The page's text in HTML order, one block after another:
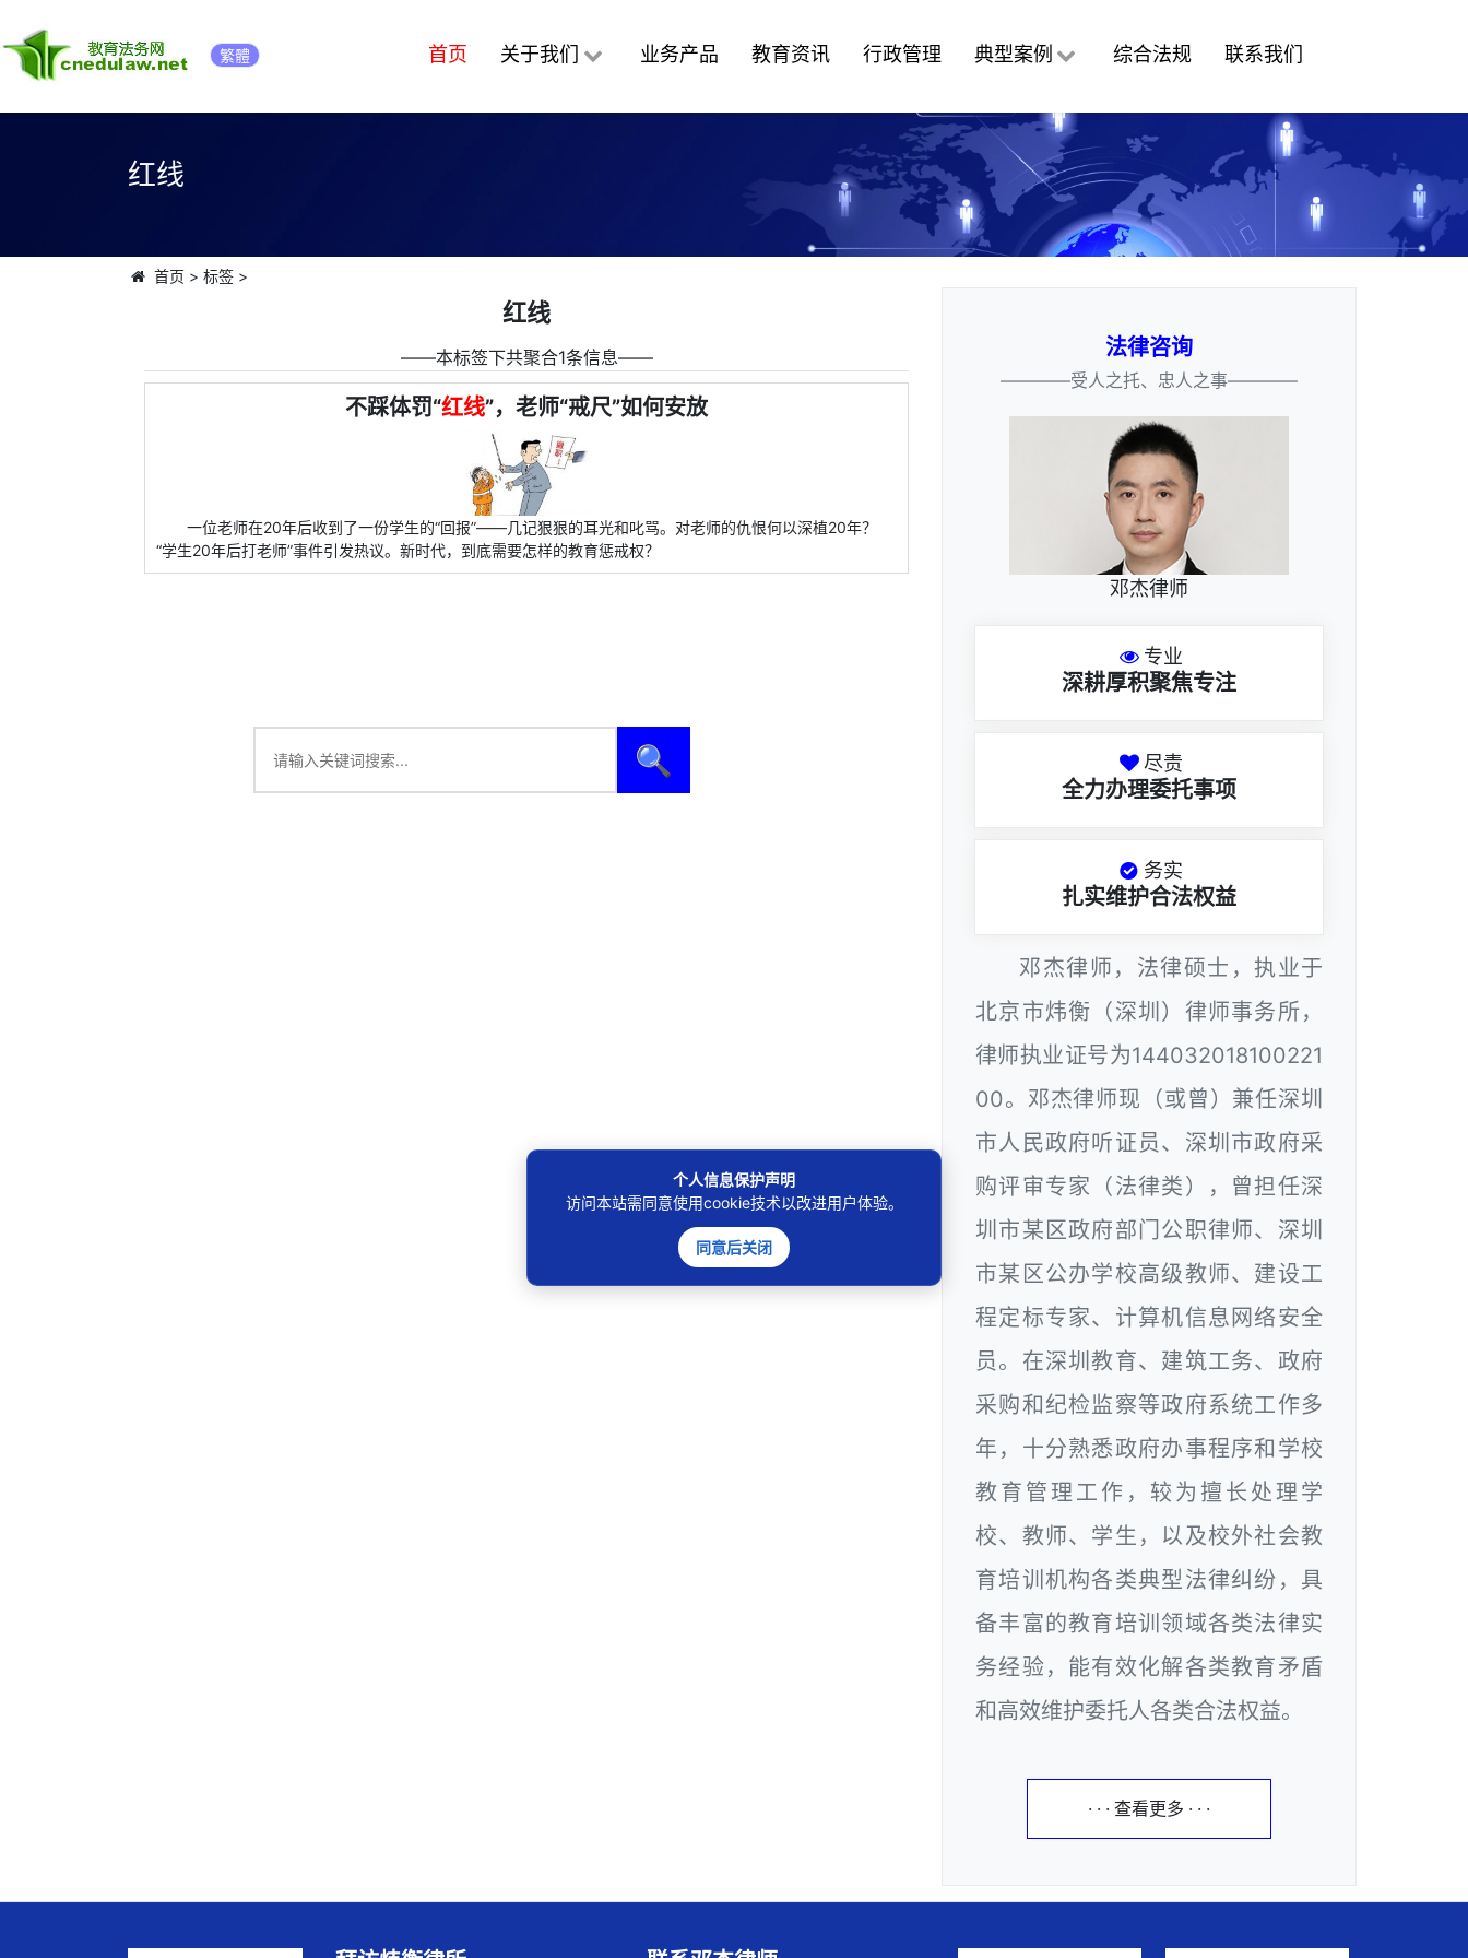
繁體 首页 关于我们 业务产品 教育资讯 行政管理 典型案例 综合法规 联系我们
红线
首页 > 标签>
红线
――本标签下共聚合1条信息――
不踩体罚“红线”，老师“戒尺”如何安放
一位老师在20年后收到了一份学生的“回报”——几记狠狠的耳光和叱骂。对老师的仇恨何以深植20年？
“学生20年后打老师”事件引发热议。新时代，到底需要怎样的教育惩戒权？
🔍
法律咨询
————受人之托、忠人之事————
邓杰律师
专业
深耕厚积聚焦专注
尽责
全力办理委托事项
务实
扎实维护合法权益
邓杰律师，法律硕士，执业于
北京市炜衡（深圳）律师事务所，
律师执业证号为144032018100221
00。邓杰律师现（或曾）兼任深圳
市人民政府听证员、深圳市政府采
购评审专家（法律类），曾担任深
圳市某区政府部门公职律师、深圳
市某区公办学校高级教师、建设工
程定标专家、计算机信息网络安全
员。在深圳教育、建筑工务、政府
采购和纪检监察等政府系统工作多
年，十分熟悉政府办事程序和学校
教育管理工作，较为擅长处理学
校、教师、学生，以及校外社会教
育培训机构各类典型法律纠纷，具
备丰富的教育培训领域各类法律实
务经验，能有效化解各类教育矛盾
和高效维护委托人各类合法权益。
· · · 查看更多 · · ·
个人信息保护声明
访问本站需同意使用cookie技术以改进用户体验。
同意后关闭